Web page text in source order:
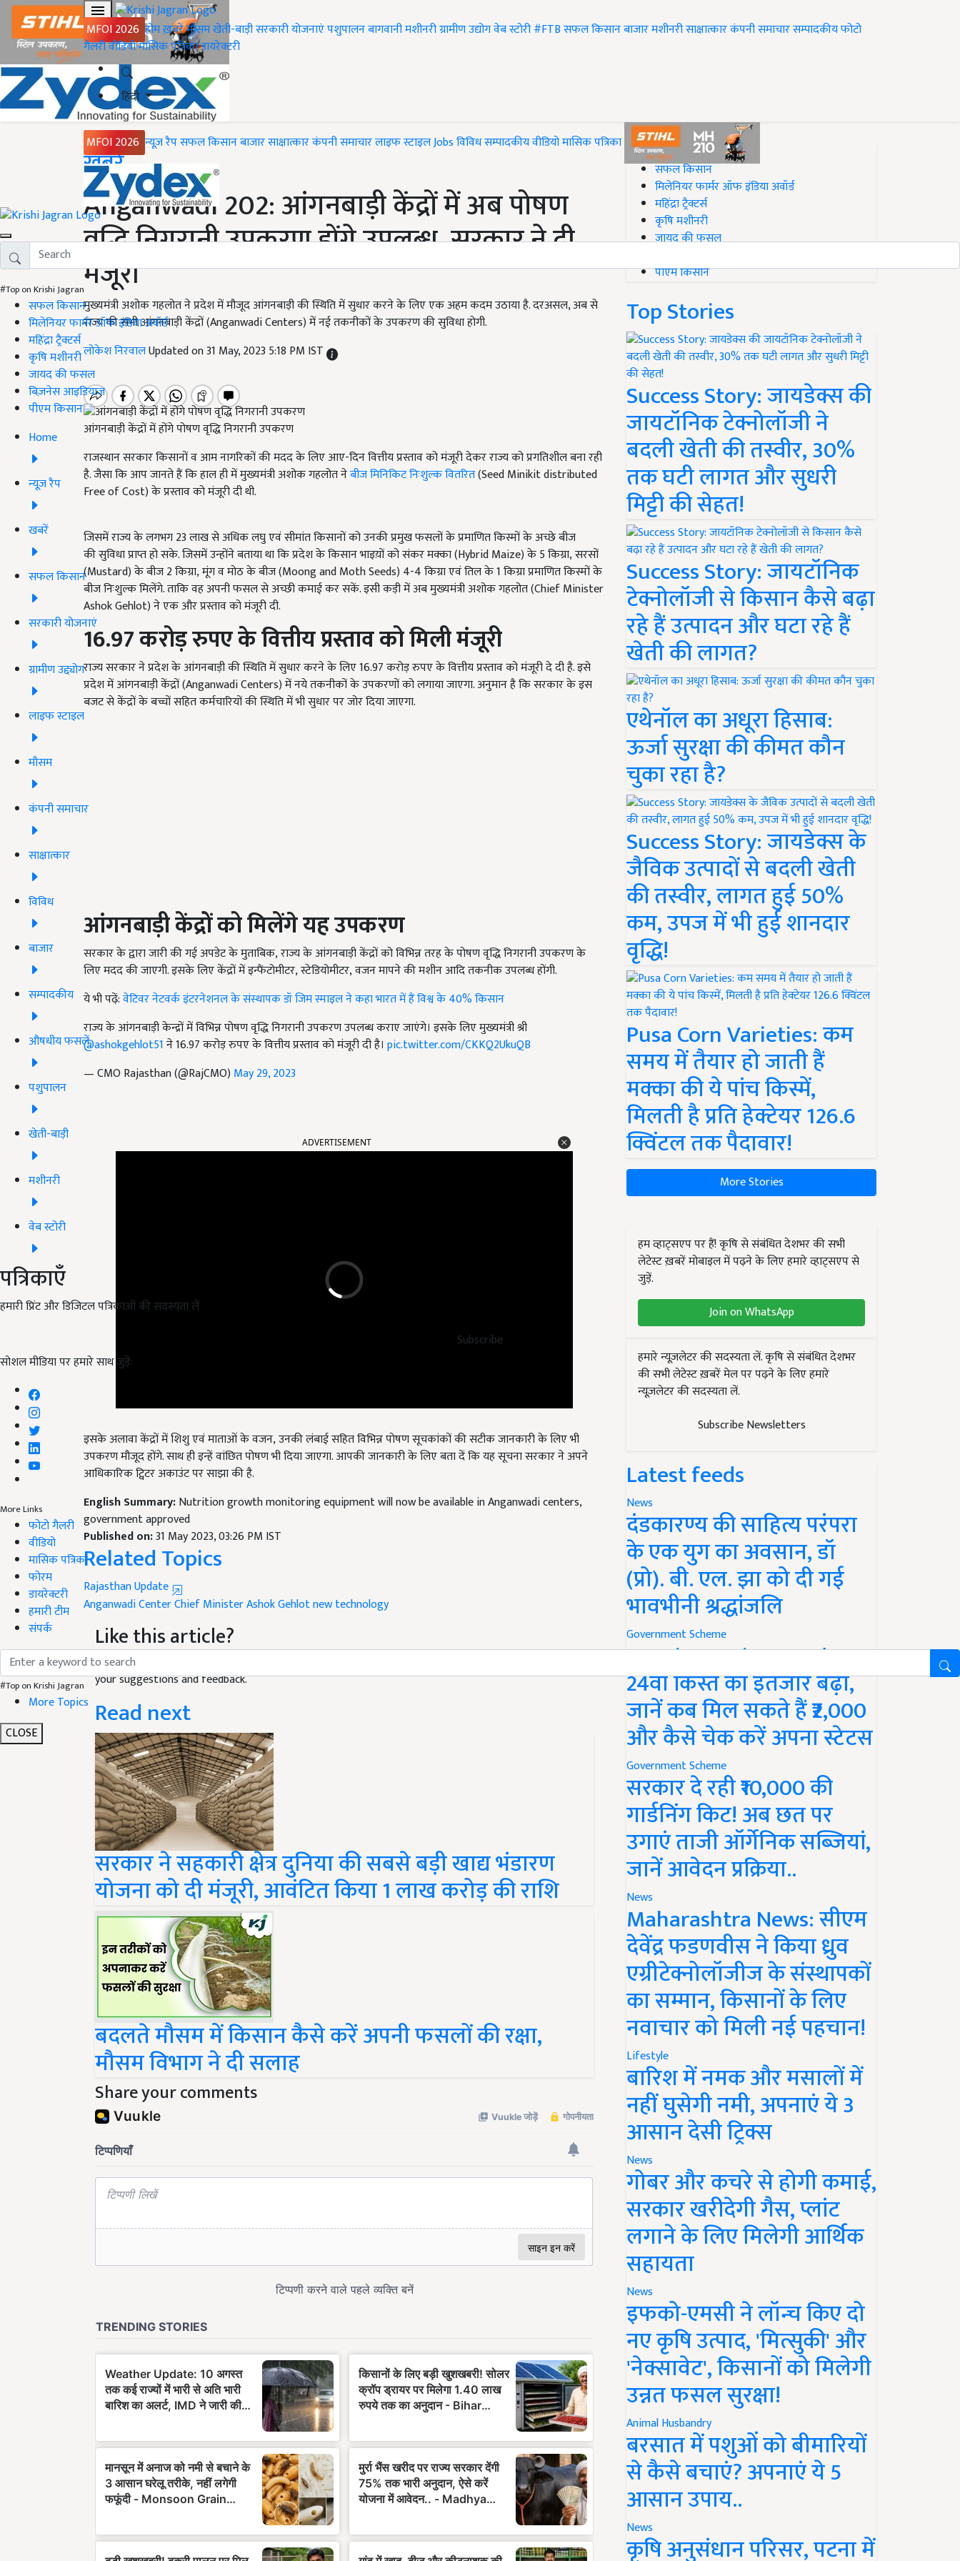
MFOI 2026 होमख़बरेंमौसमखेती-बाड़ीसरकारी योजनाएंपशुपालनबागवानीमशीनरीग्रामीण उद्योगवेब स्टोरी#FTBसफल किसानबाजारमशीनरीसाक्षात्कारकंपनी समाचारसम्पादकीयफोटो
गैलरीवीडियोमासिक पत्रिकाडायरेक्टरी
हिंदी
MFOI 2026 न्यूज़ रैपसफल किसानबाजारसाक्षात्कारकंपनी समाचारलाइफ स्टाइलJobsविविधसम्पादकीयवीडियोमासिक पत्रिका
#Top on Krishi Jagran
सफल किसान
मिलेनियर फार्मर ऑफ इंडिया अवॉर्ड
महिंद्रा ट्रैक्टर्स
कृषि मशीनरी
जायद की फसल
बिज़नेस आइडियाज
पीएम किसान
Home
न्यूज़ रैप
खबरें
सफल किसान
सरकारी योजनाएं
ग्रामीण उद्द्योग
लाइफ स्टाइल
मौसम
कंपनी समाचार
साक्षात्कार
विविध
बाजार
सम्पादकीय
औषधीय फसलें
पशुपालन
खेती-बाड़ी
मशीनरी
वेब स्टोरी
पत्रिकाएँ
हमारी प्रिंट और डिजिटल पत्रिकाओं की सदस्यता लें
Subscribe
सोशल मीडिया पर हमारे साथ जुड़ें:
More Links
फोटो गैलरी
वीडियो
मासिक पत्रिका
फोरम
डायरेक्टरी
हमारी टीम
संपर्क
#Top on Krishi Jagran
More Topics
CLOSE
Home
ख़बरें
Anganwadi 202: आंगनबाड़ी केंद्रों में अब पोषण
वृद्धि निगरानी उपकरण होंगे उपलब्ध, सरकार ने दी
मंजूरी
मुख्यमंत्री अशोक गहलोत ने प्रदेश में मौजूद आंगनबाड़ी की स्थिति में सुधार करने के लिए एक अहम कदम उठाया है. दरअसल, अब से
राज्य की सभी आंगनबाड़ी केंद्रों (Anganwadi Centers) में नई तकनीकों के उपकरण की सुविधा होगी.
लोकेश निरवालUpdated on 31 May, 2023 5:18 PM IST
आंगनबाड़ी केंद्रों में होंगे पोषण वृद्धि निगरानी उपकरण
राजस्थान सरकार किसानों व आम नागरिकों की मदद के लिए आए-दिन वित्तीय प्रस्ताव को मंजूरी देकर राज्य को प्रगतिशील बना रही
है. जैसा कि आप जानते हैं कि हाल ही में मुख्यमंत्री अशोक गहलोत नेबीज मिनिकिट निःशुल्क वितरित(Seed Minikit distributed
Free of Cost) के प्रस्ताव को मंजूरी दी थी.
जिसमें राज्य के लगभग 23लाख से अधिक लघु एवं सीमांत किसानों को उनकी प्रमुख फसलों के प्रमाणित किस्मों के अच्छे बीज
कीसुविधा प्राप्त हो सके. जिसमें उन्होंने बताया था कि प्रदेश के किसान भाइय़ों को संकर मक्का (Hybrid Maize) के 5किग्रा, सरसों
(Mustard) के बीज 2किग्रा, मूंग व मोठ के बीज (Moong and Moth Seeds) 4-4किग्रा एवं तिल के1किग्रा प्रमाणित किस्मों के
बीज निःशुल्क मिलेंगे. ताकि वह अपनी फसल से अच्छी कमाई कर सकें. इसी कड़ी में अब मुख्यमंत्री अशोक गहलोत (Chief Minister
Ashok Gehlot)ने एक और प्रस्ताव को मंजूरी दी.
16.97करोड़ रुपए के वित्तीय प्रस्ताव को मिली मंजूरी
राज्य सरकार ने प्रदेश के आंगनबाड़ी की स्थिति में सुधार करने के लिए 16.97करोड़ रुपए के वित्तीय प्रस्ताव को मंजूरी दे दी है. इसे
प्रदेश में आंगनबाड़ी केंद्रों (Anganwadi Centers)में नये तकनीकों के उपकरणों को लगाया जाएगा. अनुमान है कि सरकार के इस
बजट से केंद्रों के बच्चों सहित कर्मचारियों की स्थिति में भी सुधार पर जोर दिया जाएगा.
आंगनबाड़ी केंद्रों को मिलेंगे यह उपकरण
सरकार के द्वारा जारी की गई अपडेट के मुताबिक, राज्य के आंगनबाड़ी केंद्रों को विभिन्न तरह के पोषण वृद्धि निगरानी उपकरण के
लिए मदद की जाएगी. इसके लिए केंद्रों में इन्फैंटोमीटर, स्टेडियोमीटर, वजन मापने की मशीन आदि तकनीक उपलब्ध होंगी.
ये भी पढ़ें:वेटिवर नेटवर्क इंटरनेशनल के संस्थापक डॉ जिम स्माइल ने कहा भारत में हैं विश्व के 40% किसान
राज्य के आंगनबाड़ी केन्द्रों में विभिन्न पोषण वृद्धि निगरानी उपकरण उपलब्ध कराए जाएंगे। इसके लिए मुख्यमंत्री श्री
@ashokgehlot51ने 16.97 करोड़ रुपए के वित्तीय प्रस्ताव को मंजूरी दी है। pic.twitter.com/CKKQ2UkuQB
— CMO Rajasthan (@RajCMO) May 29, 2023
उपकरण मौजूद होंगे. साथ ही इन्हें वांछित पोषण भी दिया जाएगा. आपकी जानकारी के लिए बता दें कि यह सूचना सरकार ने अपने
आधिकारिक ट्विटर अकाउंट पर साझा की है.
English Summary:
government approved
Published on:31 May 2023, 03:26 PM IST
Related Topics
Rajasthan Update
Anganwadi Center Chief Minister Ashok Gehlot
Like this article?
Hey! I amलोकेश निरवाल. Did you liked this article and have suggestions to improve this article?Mailme
your suggestions and feedback.
Read next
सरकार ने सहकारी क्षेत्र दुनिया की सबसे बड़ी खाद्य भंडारण
योजना को दी मंजूरी, आवंटित किया 1 लाख करोड़ की राशि
बदलते मौसम में किसान कैसे करें अपनी फसलों की रक्षा,
मौसम विभाग ने दी सलाह
Share your comments
#Top on Krishi Jagran
सफल किसान
मिलेनियर फार्मर ऑफ इंडिया अवॉर्ड
महिंद्रा ट्रैक्टर्स
कृषि मशीनरी
जायद की फसल
पीएम किसान
Top Stories
Success Story: जायडेक्स की
जायटॉनिक टेक्नोलॉजी ने
बदली खेती की तस्वीर, 30%
तक घटी लागत और सुधरी
मिट्टी की सेहत!
Success Story: जायटॉनिक
टेक्नोलॉजी से किसान कैसे बढ़ा
रहे हैं उत्पादन और घटा रहे हैं
खेती की लागत?
एथेनॉल का अधूरा हिसाब:
ऊर्जा सुरक्षा की कीमत कौन
चुका रहा है?
Success Story: जायडेक्स के
जैविक उत्पादों से बदली खेती
की तस्वीर, लागत हुई 50%
कम, उपज में भी हुई शानदार
वृद्धि!
Pusa Corn Varieties: कम
समय में तैयार हो जाती हैं
मक्का की ये पांच किस्में,
मिलती है प्रति हेक्टेयर 126.6
क्विंटल तक पैदावार!
More Stories
हम व्हाट्सएप पर हैं! कृषि से संबंधित देशभर की सभी
लेटेस्ट ख़बरें मोबाइल में पढ़ने के लिए हमारे व्हाट्सएप से
जुड़ें.
Join on WhatsApp
हमारे न्यूज़लेटर की सदस्यता लें. कृषि से संबंधित देशभर
की सभी लेटेस्ट ख़बरें मेल पर पढ़ने के लिए हमारे
न्यूज़लेटर की सदस्यता लें.
Subscribe Newsletters
Latest feeds
News
दंडकारण्य की साहित्य परंपरा
के एक युग का अवसान, डॉ
(प्रो). बी. एल. झा को दी गई
भावभीनी श्रद्धांजलि
Government Scheme
PM Kisan Yojana Update:
24वीं किस्त का इंतजार बढ़ा,
जानें कब मिल सकते हैं ₹2,000
और कैसे चेक करें अपना स्टेटस
Government Scheme
सरकार दे रही ₹10,000 की
गार्डनिंग किट! अब छत पर
उगाएं ताजी ऑर्गेनिक सब्जियां,
जानें आवेदन प्रक्रिया..
News
Maharashtra News: सीएम
देवेंद्र फडणवीस ने किया ध्रुव
एग्रीटेक्नोलॉजीज के संस्थापकों
का सम्मान, किसानों के लिए
नवाचार को मिली नई पहचान!
Lifestyle
बारिश में नमक और मसालों में
नहीं घुसेगी नमी, अपनाएं ये 3
आसान देसी ट्रिक्स
News
गोबर और कचरे से होगी कमाई,
सरकार खरीदेगी गैस, प्लांट
लगाने के लिए मिलेगी आर्थिक
सहायता
News
इफको-एमसी ने लॉन्च किए दो
नए कृषि उत्पाद, 'मित्सुकी' और
'नेक्सावेट', किसानों को मिलेगी
उन्नत फसल सुरक्षा!
Animal Husbandry
बरसात में पशुओं को बीमारियों
से कैसे बचाएं? अपनाएं ये 5
आसान उपाय..
News
कृषि अनुसंधान परिसर, पटना में